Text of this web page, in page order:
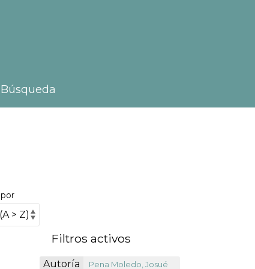
Búsqueda
Filtros activos
Autoría Pena Moledo, Josué